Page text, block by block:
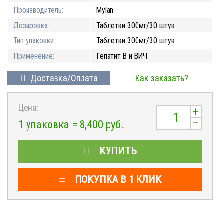
Производитель:
Mylan
Дозировка:
Таблетки 300мг/30 штук
Тип упаковки:
Таблетки 300мг/30 штук
Применение:
Гепатит В и ВИЧ
Доставка/Оплата Как заказать?
Цена:
1 упаковка = 8,400 руб.
+
–
КУПИТЬ
ПОКУПКА В 1 КЛИК